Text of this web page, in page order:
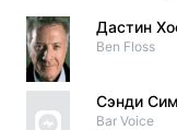
Дастин
Ben Floss
Сэнди
Bar Voice